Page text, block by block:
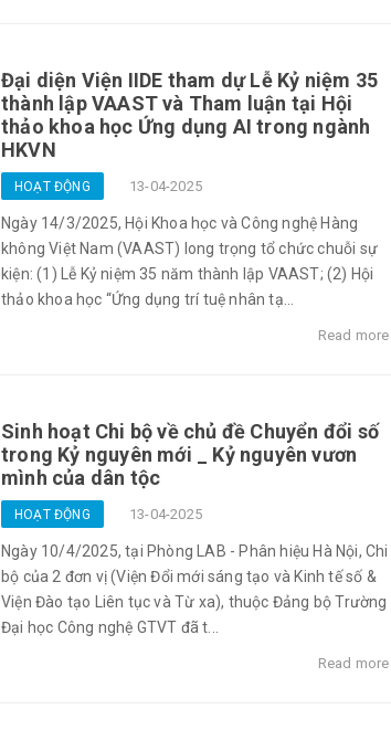
Đại diện Viện IIDE tham dự Lễ Kỷ niệm 35
thành lập VAAST và Tham luận tại Hội
thảo khoa học Ứng dụng AI trong ngành
HKVN
HOẠT ĐỘNG 13-04-2025
Ngày 14/3/2025, Hội Khoa học và Công nghệ Hàng
không Việt Nam (VAAST) long trọng tổ chức chuỗi sự
kiện: (1) Lễ Kỷ niệm 35 năm thành lập VAAST; (2) Hội
thảo khoa học “Ứng dụng trí tuệ nhân tạ...
Read more
Sinh hoạt Chi bộ về chủ đề Chuyển đổi số
trong Kỷ nguyên mới _ Kỷ nguyên vươn
mình của dân tộc
HOẠT ĐỘNG 13-04-2025
Ngày 10/4/2025, tại Phòng LAB - Phân hiệu Hà Nội, Chi
bộ của 2 đơn vị (Viện Đổi mới sáng tạo và Kinh tế số &
Viện Đào tạo Liên tục và Từ xa), thuộc Đảng bộ Trường
Đại học Công nghệ GTVT đã t...
Read more